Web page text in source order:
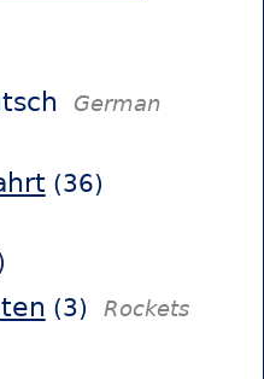
German
(36)
(3) Rockets